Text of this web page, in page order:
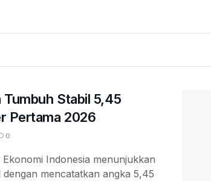
Stabil 5,45
Pertama 2026
0
Indonesia menunjukkan
mencatatkan angka 5,45